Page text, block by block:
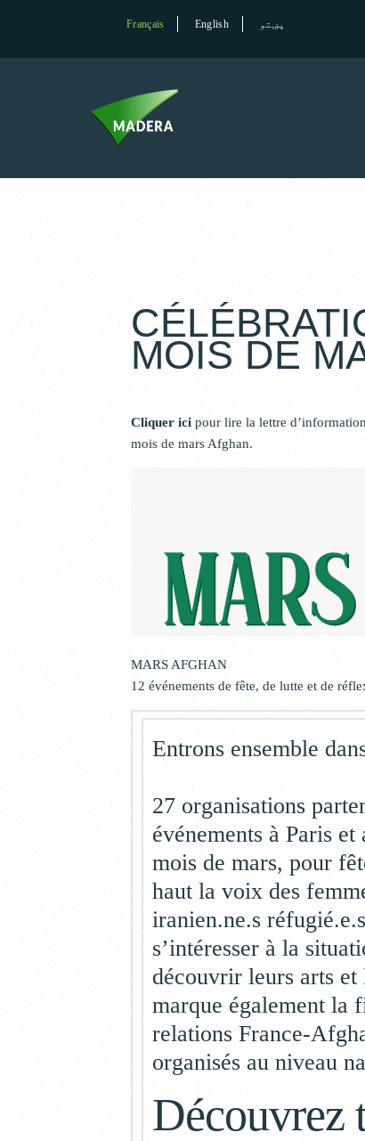
Français English پښتو
MOIS DE
Cliquer ici pour lire la lettre
mois de mars Afghan.
MARS AFGHAN
12 événements de fête, de lutte et de
Entrons ensemble
27 organisations
événements à Paris
mois de mars, pour
haut la voix des
iranien.ne.s
s’intéresser à la
découvrir leurs arts
marque également la
relations France-
organisés au niveau
Découvrez